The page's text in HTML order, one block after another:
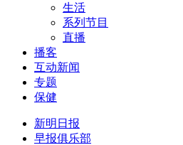
生活
系列节目
直播
播客
互动新闻
专题
保健
新明日报
早报俱乐部